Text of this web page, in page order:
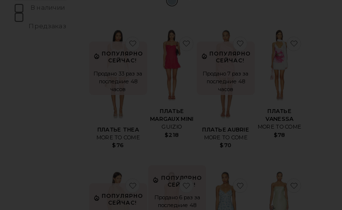
В наличии
Предзаказ
товары в Избранном
ПОПУЛЯРНО
СЕЙЧАС!
Продано 33 раз за
последние 48
часов
ПЛАТЬЕ THEA
MORE TO COME
$76
избранноеПЛАТЬЕ THEA
ПЛАТЬЕ
MARGAUX MINI
GUIZIO
$218
избранноеПЛАТЬЕ MARGAUX MINI
ПОПУЛЯРНО
СЕЙЧАС!
Продано 7 раз за
последние 48
часов
ПЛАТЬЕ AUBRIE
MORE TO COME
$70
избранноеПЛАТЬЕ AUBRIE
ПЛАТЬЕ
VANESSA
MORE TO COME
$78
ПОПУЛЯРНО
СЕЙЧАС!
избранноеПЛАТЬЕ BIANCA
ПОПУЛЯРНО
СЕЙЧАС!
Продано 6 раз за
последние 48
избранноеПЛАТЬЕ PALOMAизбранноеПЛАТЬЕ STACEY